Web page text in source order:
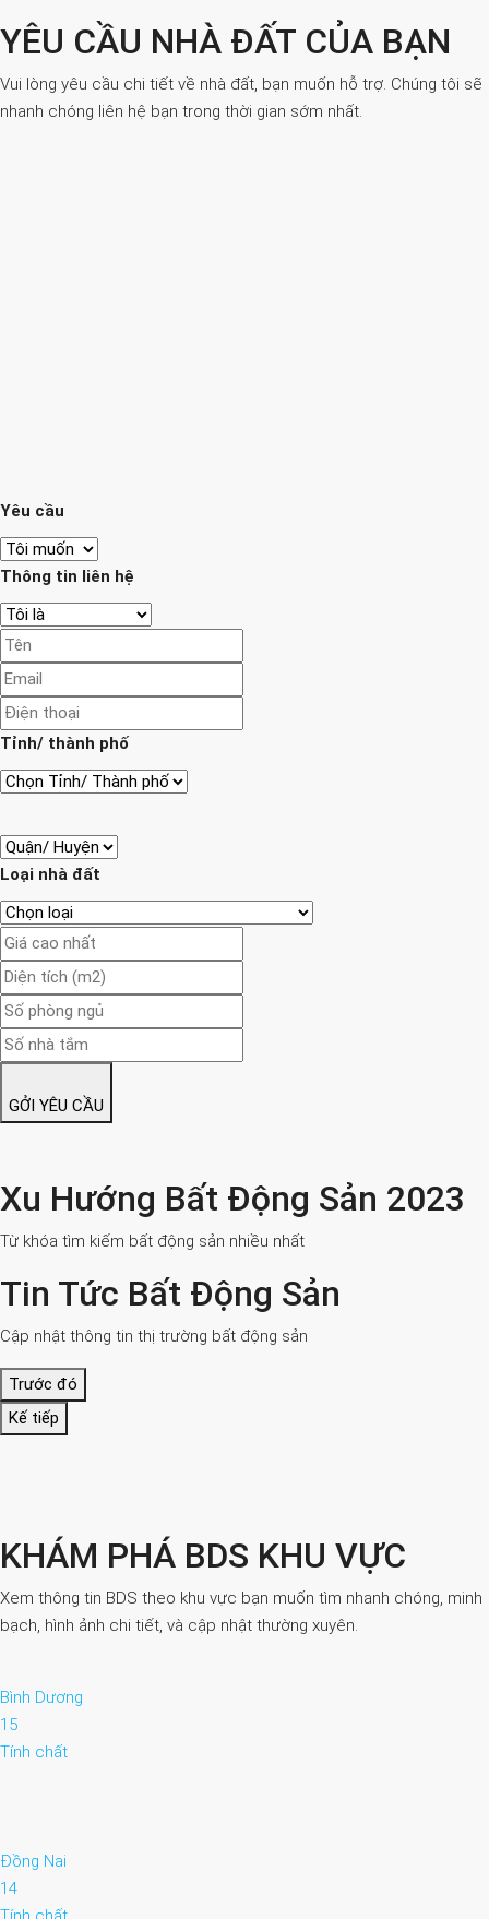
YÊU CẦU NHÀ ĐẤT CỦA BẠN
Vui lòng yêu cầu chi tiết về nhà đất, bạn muốn hỗ trợ. Chúng tôi sẽ
nhanh chóng liên hệ bạn trong thời gian sớm nhất.
Yêu cầu
Thông tin liên hệ
Tỉnh/ thành phố
Loại nhà đất
GỞI YÊU CẦU
Xu Hướng Bất Động Sản 2023
Từ khóa tìm kiếm bất động sản nhiều nhất
Tin Tức Bất Động Sản
Cập nhật thông tin thị trường bất động sản
Trước đó
Kế tiếp
KHÁM PHÁ BDS KHU VỰC
Xem thông tin BDS theo khu vực bạn muốn tìm nhanh chóng, minh
bạch, hình ảnh chi tiết, và cập nhật thường xuyên.
Bình Dương
15
Tính chất
Đồng Nai
14